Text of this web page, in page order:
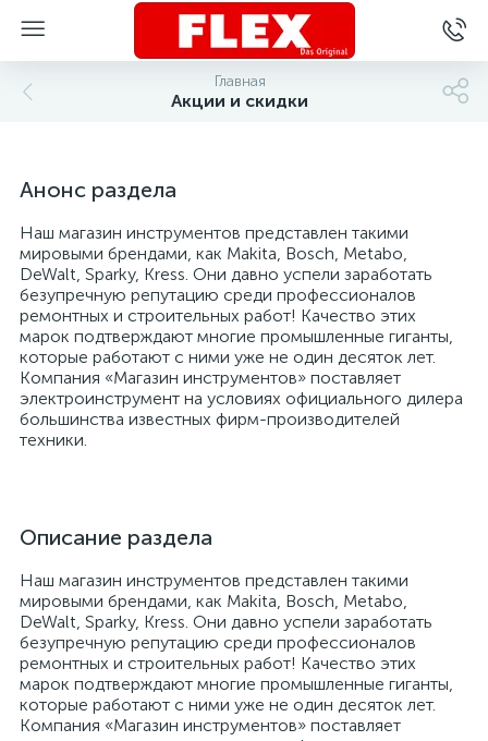
Главная
Акции и скидки
Анонс раздела
Наш магазин инструментов представлен такими
мировыми брендами, как Makita, Bosch, Metabo,
DeWalt, Sparky, Kress. Они давно успели заработать
безупречную репутацию среди профессионалов
ремонтных и строительных работ! Качество этих
марок подтверждают многие промышленные гиганты,
которые работают с ними уже не один десяток лет.
Компания «Магазин инструментов» поставляет
электроинструмент на условиях официального дилера
большинства известных фирм-производителей
техники.
Описание раздела
Наш магазин инструментов представлен такими
мировыми брендами, как Makita, Bosch, Metabo,
DeWalt, Sparky, Kress. Они давно успели заработать
безупречную репутацию среди профессионалов
ремонтных и строительных работ! Качество этих
марок подтверждают многие промышленные гиганты,
которые работают с ними уже не один десяток лет.
Компания «Магазин инструментов» поставляет